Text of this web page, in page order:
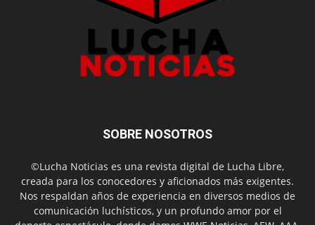
SOBRE NOSOTROS
©Lucha Noticias es una revista digital de Lucha Libre,
creada para los conocedores y aficionados más exigentes.
Nos respaldan años de experiencia en diversos medios de
comunicación luchísticos, y un profundo amor por el